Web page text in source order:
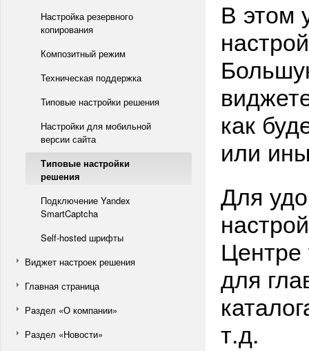
Настройка резервного
копирования
Композитный режим
Техническая поддержка
Типовые настройки решения
Настройки для мобильной
версии сайта
Типовые настройки
решения
Подключение Yandex
SmartCaptcha
Self-hosted шрифты
Виджет настроек решения
Главная страница
Раздел «О компании»
Раздел «Новости»
В этом
как
или
Для
для
т.д.